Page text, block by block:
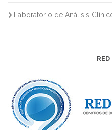
Laboratorio de Análisis